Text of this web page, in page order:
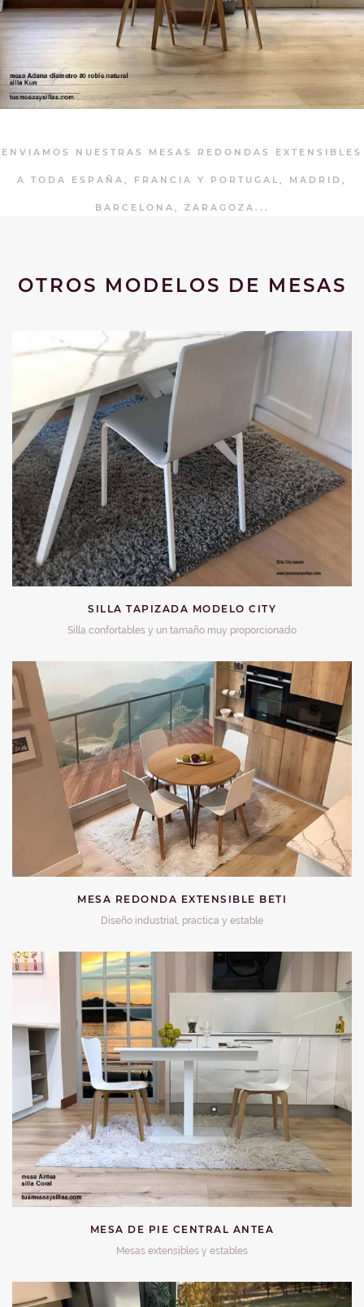
ENVIAMOS NUESTRAS MESAS REDONDAS EXTENSIBLES
A TODA ESPAÑA, FRANCIA Y PORTUGAL, MADRID,
BARCELONA, ZARAGOZA...
OTROS MODELOS DE MESAS
SILLA TAPIZADA MODELO CITY
Silla confortables y un tamaño muy proporcionado
MESA REDONDA EXTENSIBLE BETI
Diseño industrial, practica y estable
MESA DE PIE CENTRAL ANTEA
Mesas extensibles y estables